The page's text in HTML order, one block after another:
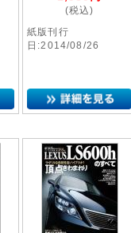
(税込)
紙版刊行
日:2014/08/26